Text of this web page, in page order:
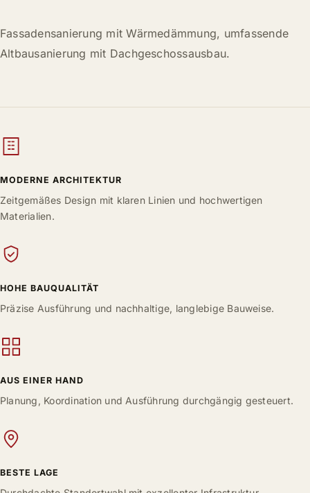
Fassadensanierung mit Wärmedämmung, umfassende
Altbausanierung mit Dachgeschossausbau.
MODERNE ARCHITEKTUR
Zeitgemäßes Design mit klaren Linien und hochwertigen
Materialien.
HOHE BAUQUALITÄT
Präzise Ausführung und nachhaltige, langlebige Bauweise.
AUS EINER HAND
Planung, Koordination und Ausführung durchgängig gesteuert.
BESTE LAGE